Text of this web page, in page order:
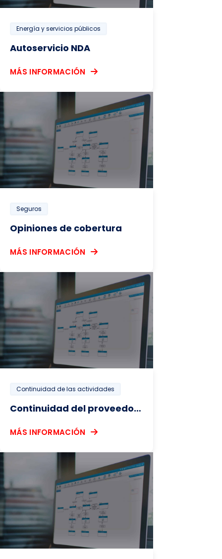
Energía y servicios públicos
Autoservicio NDA
MÁS INFORMACIÓN
Seguros
Opiniones de cobertura
MÁS INFORMACIÓN
Continuidad de las actividades
Continuidad del proveedor legal
MÁS INFORMACIÓN